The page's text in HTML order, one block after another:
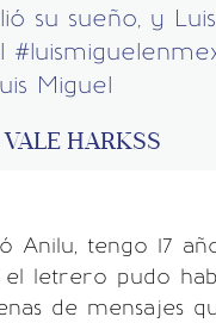
su sueño, y
Miguel
HARKSS
Anilu, tengo 17
el letrero pudo
de mensajes